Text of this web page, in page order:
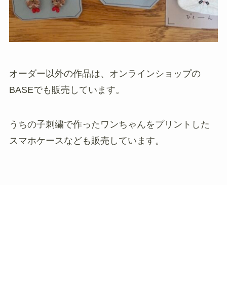
オーダー以外の作品は、オンラインショップの
BASEでも販売しています。
うちの子刺繍で作ったワンちゃんをプリントした
スマホケースなども販売しています。